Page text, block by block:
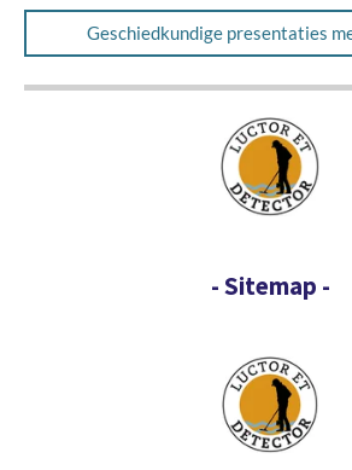
Geschiedkundige presentaties
- Sitemap -